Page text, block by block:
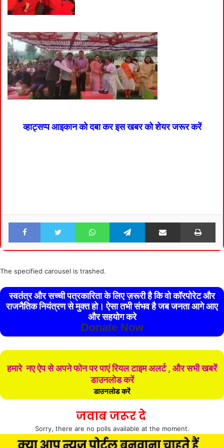
व्हाट्सप्प आइकान को दबा कर इस खबर को शेयर जरूर करें
Facebook Twitter WhatsApp Telegram Share via Email
The specified carousel is trashed.
स्वतंत्र और सच्ची पत्रकारिता के लिए ज़रूरी है कि वो कॉरपोरेट और
राजनैतिक नियंत्रण से मुक्त हो। ऐसा तभी संभव है जब जनता आगे आए
और सहयोग करे
Donate Now
हमारे नए ऐप से अपने फोन पर पाएं रियल टाइम अलर्ट , और सभी खबरें
डाउनलोड करें
डाउनलोड करें
जवाब जरूर दे
Sorry, there are no polls available at the moment.